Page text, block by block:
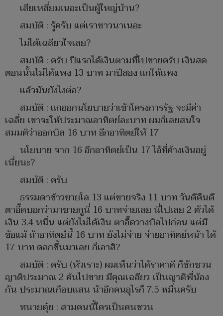
เสียเหลี่ยมเนอะเป็นผู้ใหญ่บ้าน?
สมบัติ : รู้ครับ แต่เราชาวนาเนอะ
ไม่ได้เฉลียวใจเลย?
สมบัติ : ครับ ปีแรกได้เงินตามที่ไปขายครับ เงินสด
ตอนนั้นไม่ได้แพง 13 บาท มาปีสอง แกให้แพง
แล้วมันยังไงต่อ?
สมบัติ : แกออกนโยบายว่าเข้าโครงการรัฐ จะมีค่า
เฉลี่ย เขาจะให้ประมาณอาทิตย์ละบาท ผมก็เลยสนใจ
สมมติว่าออกบิล 16 บาท อีกอาทิตย์ให้ 17
นโยบาย จาก 16 อีกอาทิตย์เป็น 17 ไอ้ที่ค้างเงินอยู่
เนี่ยนะ?
สมบัติ : ครับ
ธรรมดาข้าวขายโล 13 แต่ขายจริง 11 บาท วันดีคืนดี
ตาอี๊ดบอกว่ามาขายกูนี่ 16 บาทจ่ายเลย นี่ไปเลย 2 ตัวได้
เงิน 3.4 หมื่น แต่ยังไม่ได้เงิน ตาอี๊ดวางบิลไปก่อน แต่มี
ข้อแม้ ถ้าอาทิตย์นี้ 16 บาท ยังไม่จ่าย จ่ายอาทิตย์หน้า ได้
17 บาท ดอกขึ้นมาเลย ก็เอาสิ?
สมบัติ : ครับ (หัวเราะ) ผมเห็นว่าได้ราคาดี ก็ชักชวน
ญาติประมาณ 2 คันไปขาย มีคุณเฉลียว เป็นญาติพี่น้อง
กัน ประมาณเกือบแสน น้าอีกคนอุไรก็ 7.5 หมื่นครับ
ทนายตุ๋ย : สามคนนี้ใครเป็นคนชวน